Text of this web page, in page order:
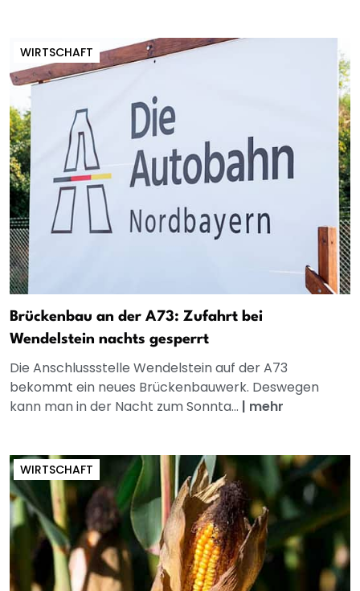
WIRTSCHAFT
Brückenbau an der A73: Zufahrt bei
Wendelstein nachts gesperrt
Die Anschlussstelle Wendelstein auf der A73
bekommt ein neues Brückenbauwerk. Deswegen
kann man in der Nacht zum Sonnta... | mehr
WIRTSCHAFT